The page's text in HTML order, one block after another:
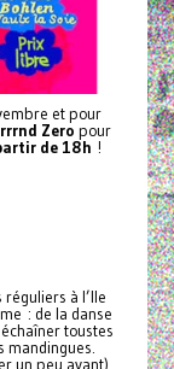
et pour
Zero pour
de 18h !
à l’Ile
: de la danse
toustes
mandingues.
un peu avant)